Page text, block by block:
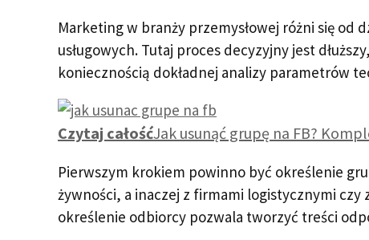
Marketing w branży przemysłowej różni się
usługowych. Tutaj proces decyzyjny jest
koniecznością dokładnej analizy parametrów
Czytaj całośćJak usunąć grupę na FB?
Pierwszym krokiem powinno być określenie
żywności, a inaczej z firmami logistycznymi
określenie odbiorcy pozwala tworzyć treści